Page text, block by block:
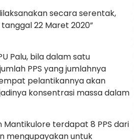
secara serentak,
22 Maret 2020”
Palu, bila dalam satu
PPS yang jumlahnya
pelantikannya akan
konsentrasi massa dalam
Mantikulore terdapat 8 PPS dari
mengupayakan untuk